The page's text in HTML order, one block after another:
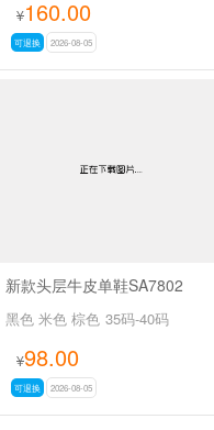
¥160.00
可退换 2026-08-05
新款头层牛皮单鞋SA7802
黑色 米色 棕色 35码-40码
¥98.00
可退换 2026-08-05